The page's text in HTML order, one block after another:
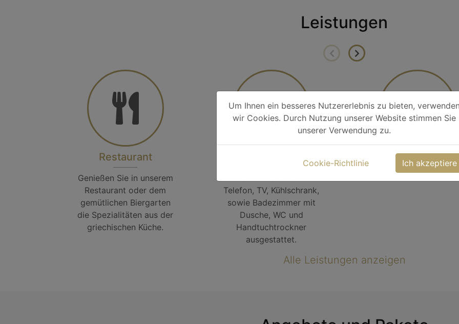
Leistungen
Restaurant
Genießen Sie in unserem
Restaurant oder dem
gemütlichen Biergarten
die Spezialitäten aus der
griechischen Küche.
Telefon, TV, Kühlschrank,
sowie Badezimmer mit
Dusche, WC und
Handtuchtrockner
ausgestattet.
Biergarten
Alle Leistungen anzeigen
Um Ihnen ein besseres Nutzererlebnis zu bieten, verwenden
wir Cookies. Durch Nutzung unserer Website stimmen Sie
unserer Verwendung zu.
Cookie-Richtlinie Ich akzeptiere